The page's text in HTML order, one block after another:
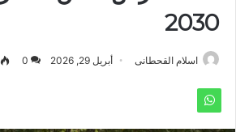
2030
اسلام القحطانى أبريل 29, 2026 0